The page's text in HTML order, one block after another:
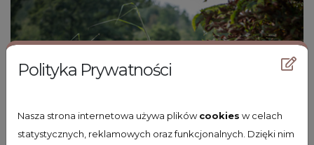
Polityka Prywatności
Nasza strona internetowa używa plikówcookies w celach
statystycznych, reklamowych oraz funkcjonalnych. Dzięki nim